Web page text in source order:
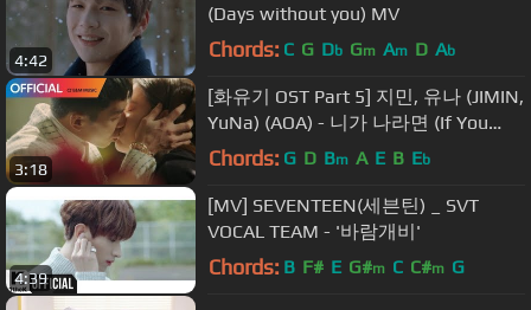
4:42
(Days without you) MV
Chords: C G Db Gm Am D Ab
3:18
[화유기 OST Part 5] 지민, 유나 (JIMIN,
YuNa) (AOA) - 니가 나라면 (If You
Were Me) (Feat. 유회승 of N.Flying)
Chords: G D Bm A E B Eb
4:39
[MV] SEVENTEEN(세븐틴) _ SVT
VOCAL TEAM - '바람개비'
Chords: B F# E G#m C C#m G